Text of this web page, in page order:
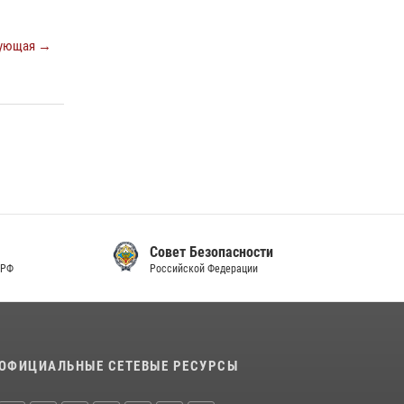
→
Совет Безопасности
Российской Федерации
СЕТЕВЫЕ РЕСУРСЫ